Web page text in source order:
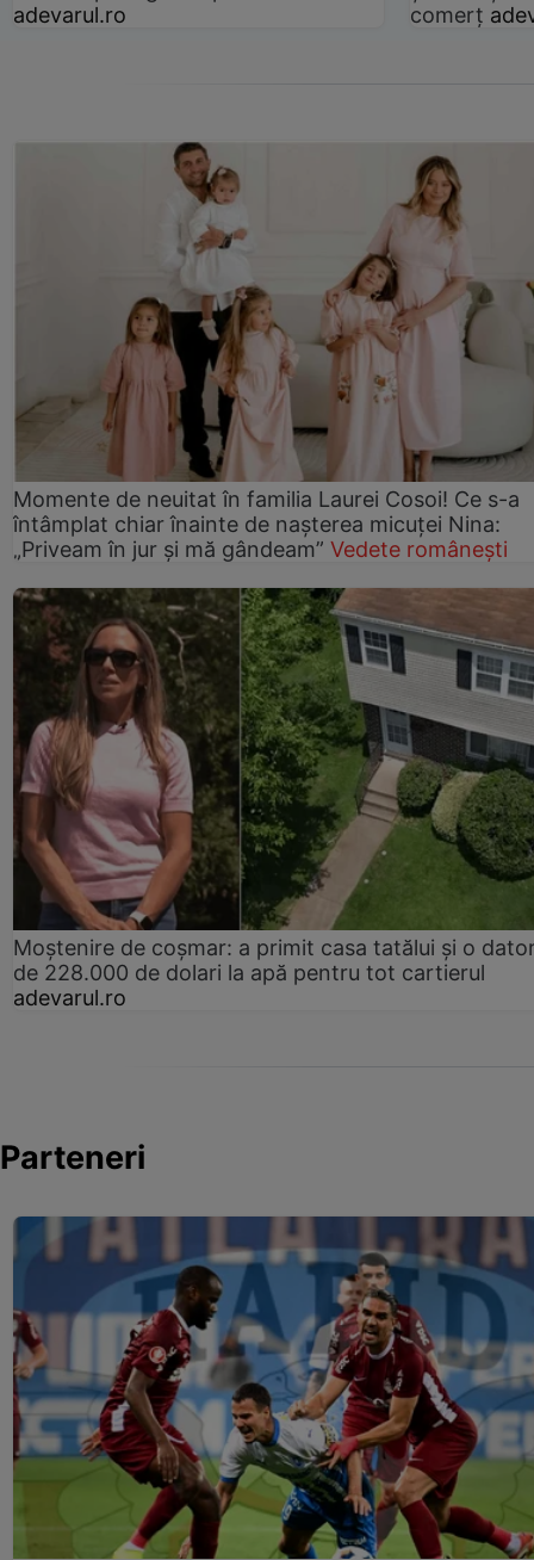
adevarul.ro
comerț
Momente de neuitat în familia Laurei Cosoi! Ce s-a
întâmplat chiar înainte de nașterea micuței Nina:
„Priveam în jur și mă gândeam” Vedete românești
Moștenire de coșmar: a primit casa tatălui și o
de 228.000 de dolari la apă pentru tot cartierul
adevarul.ro
Parteneri